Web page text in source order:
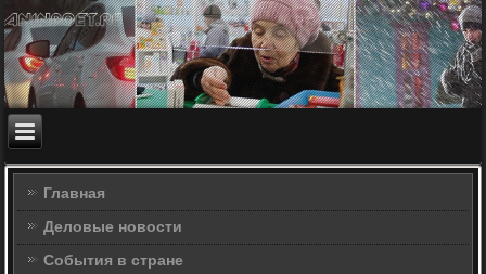
Главная
Деловые новости
События в стране